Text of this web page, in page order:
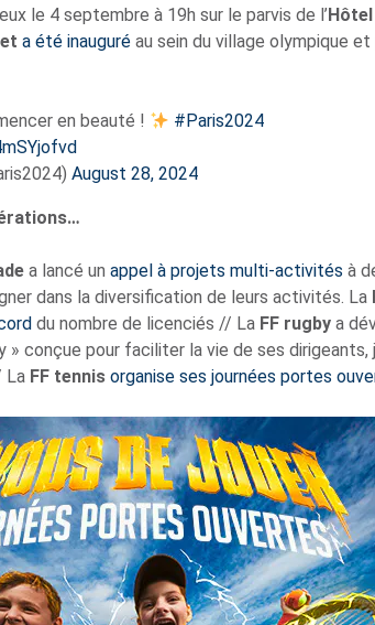
le 4 septembre à 19h sur le parvis de l’
a été inauguré au sein du village olympique et
en beauté !
#Paris2024
August 28, 2024
a lancé un appel à projets multi-activités à
dans la diversification de leurs activités. La
du nombre de licenciés // La FF rugby a
» conçue pour faciliter la vie de ses dirigeants,
La FF tennis organise ses journées portes